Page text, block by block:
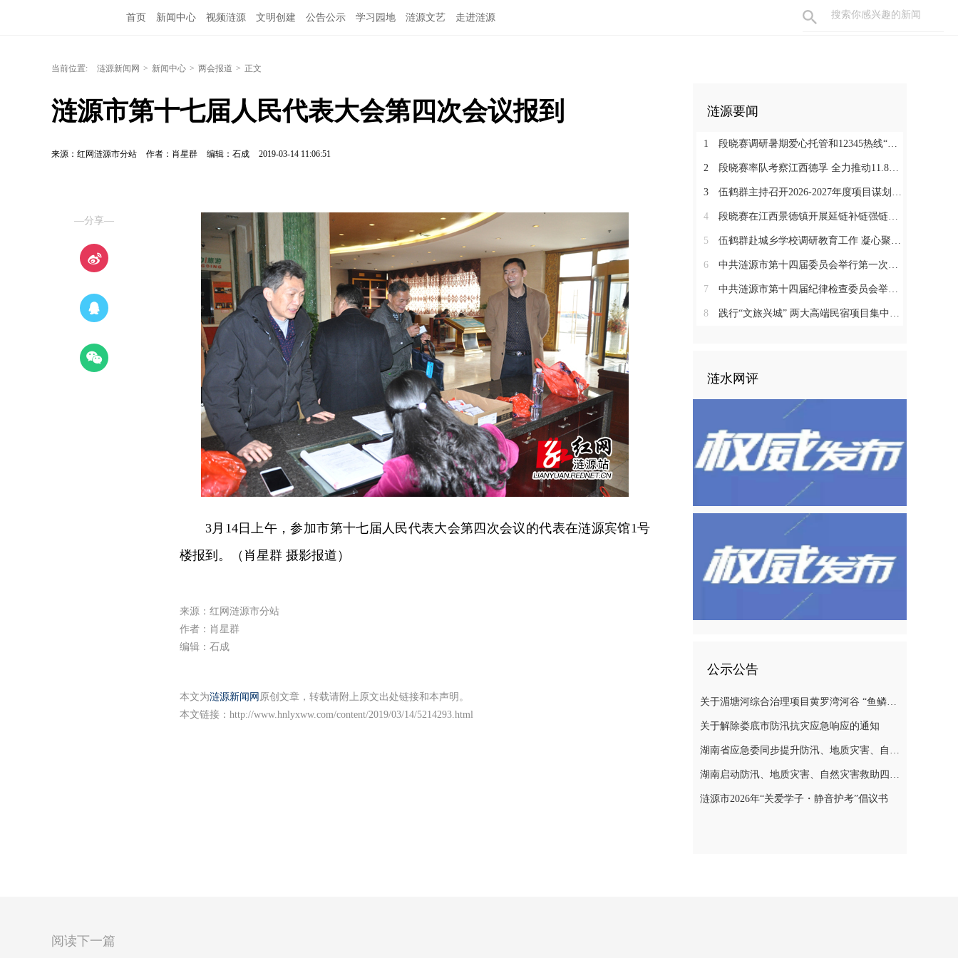
首页 新闻中心 视频涟源 文明创建 公告公示 学习园地 涟源文艺 走进涟源
当前位置: 涟源新闻网 > 新闻中心 > 两会报道 > 正文
涟源市第十七届人民代表大会第四次会议报到
来源：红网涟源市分站 作者：肖星群 编辑：石成 2019-03-14 11:06:51
—分享—
3月14日上午，参加市第十七届人民代表大会第四次会议的代表在涟源宾馆1号
楼报到。（肖星群 摄影报道）
来源：红网涟源市分站
作者：肖星群
编辑：石成
本文为涟源新闻网 原创文章，转载请附上原文出处链接和本声明。
本文链接： http://www.hnlyxww.com/content/2019/03/14/5214293.html
涟源要闻
1 段晓赛调研暑期爱心托管和12345热线“领导接听日”工作：在办好民生实事中打通基层治理“最后一米”
2 段晓赛率队考察江西德孚 全力推动11.8亿元循环经济项目提速增效
3 伍鹤群主持召开2026-2027年度项目谋划调度会
4 段晓赛在江西景德镇开展延链补链强链招商 围绕“三电一钛”精准发力
5 伍鹤群赴城乡学校调研教育工作 凝心聚力推动涟源教育高质量发展
6 中共涟源市第十四届委员会举行第一次全体会议 段晓赛当选市委书记 伍鹤群周杨当选市委副书记
7 中共涟源市第十四届纪律检查委员会举行第一次全体会议
8 践行“文旅兴城” 两大高端民宿项目集中签约开工 全力打造“湖湘地区文旅康养名城”
涟水网评
公示公告
关于湄塘河综合治理项目黄罗湾河谷 “鱼鳞坝”区域不对外开放的公告
关于解除娄底市防汛抗灾应急响应的通知
湖南省应急委同步提升防汛、地质灾害、自然灾害救助应急响应至三级
湖南启动防汛、地质灾害、自然灾害救助四级应急响应
涟源市2026年“关爱学子・静音护考”倡议书
阅读下一篇